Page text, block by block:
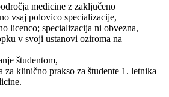
medicine z zaključeno
vsaj polovico specializacije,
licenco; specializacija ni obvezna,
v svoji ustanovi oziroma na
študentom,
za klinično prakso za študente 1. letnika